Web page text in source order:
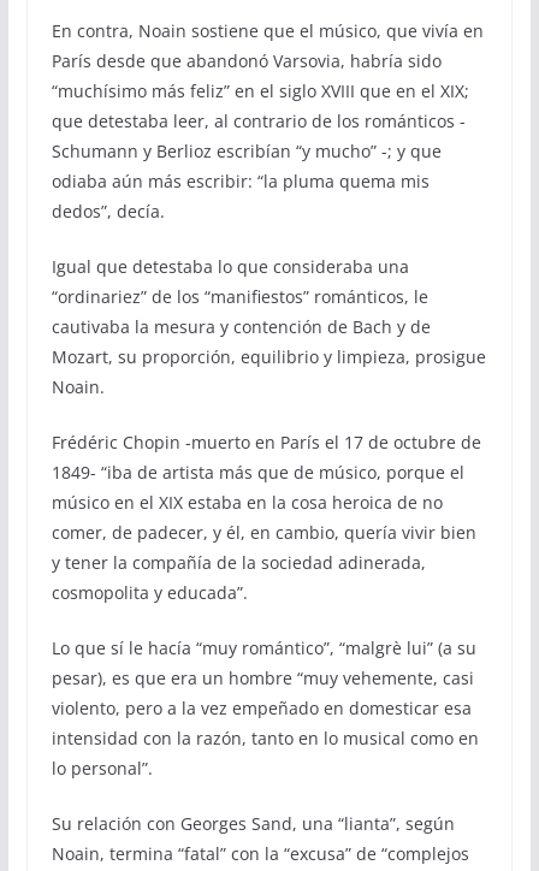
En contra, Noain sostiene que el músico, que vivía en
París desde que abandonó Varsovia, habría sido
“muchísimo más feliz” en el siglo XVIII que en el XIX;
que detestaba leer, al contrario de los románticos -
Schumann y Berlioz escribían “y mucho” -; y que
odiaba aún más escribir: “la pluma quema mis
dedos”, decía.
Igual que detestaba lo que consideraba una
“ordinariez” de los “manifiestos” románticos, le
cautivaba la mesura y contención de Bach y de
Mozart, su proporción, equilibrio y limpieza, prosigue
Noain.
Frédéric Chopin -muerto en París el 17 de octubre de
1849- “iba de artista más que de músico, porque el
músico en el XIX estaba en la cosa heroica de no
comer, de padecer, y él, en cambio, quería vivir bien
y tener la compañía de la sociedad adinerada,
cosmopolita y educada”.
Lo que sí le hacía “muy romántico”, “malgrè lui” (a su
pesar), es que era un hombre “muy vehemente, casi
violento, pero a la vez empeñado en domesticar esa
intensidad con la razón, tanto en lo musical como en
lo personal”.
Su relación con Georges Sand, una “lianta”, según
Noain, termina “fatal” con la “excusa” de “complejos